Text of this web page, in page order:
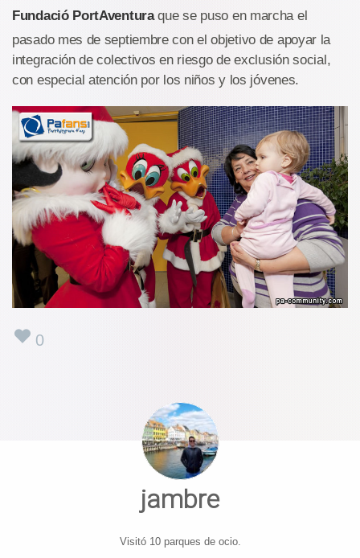
Fundació PortAventuraque se puso en marcha el
pasado mes de septiembre con el objetivo de apoyar la
integración de colectivos en riesgo de exclusión social,
con especial atención por los niños y los jóvenes.
0
jambre
Visitó 10 parques de ocio.